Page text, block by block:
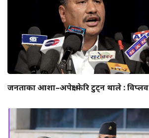
जनताका आशा–अपेक्षा फेरि टुट्न थाले : विप्लव